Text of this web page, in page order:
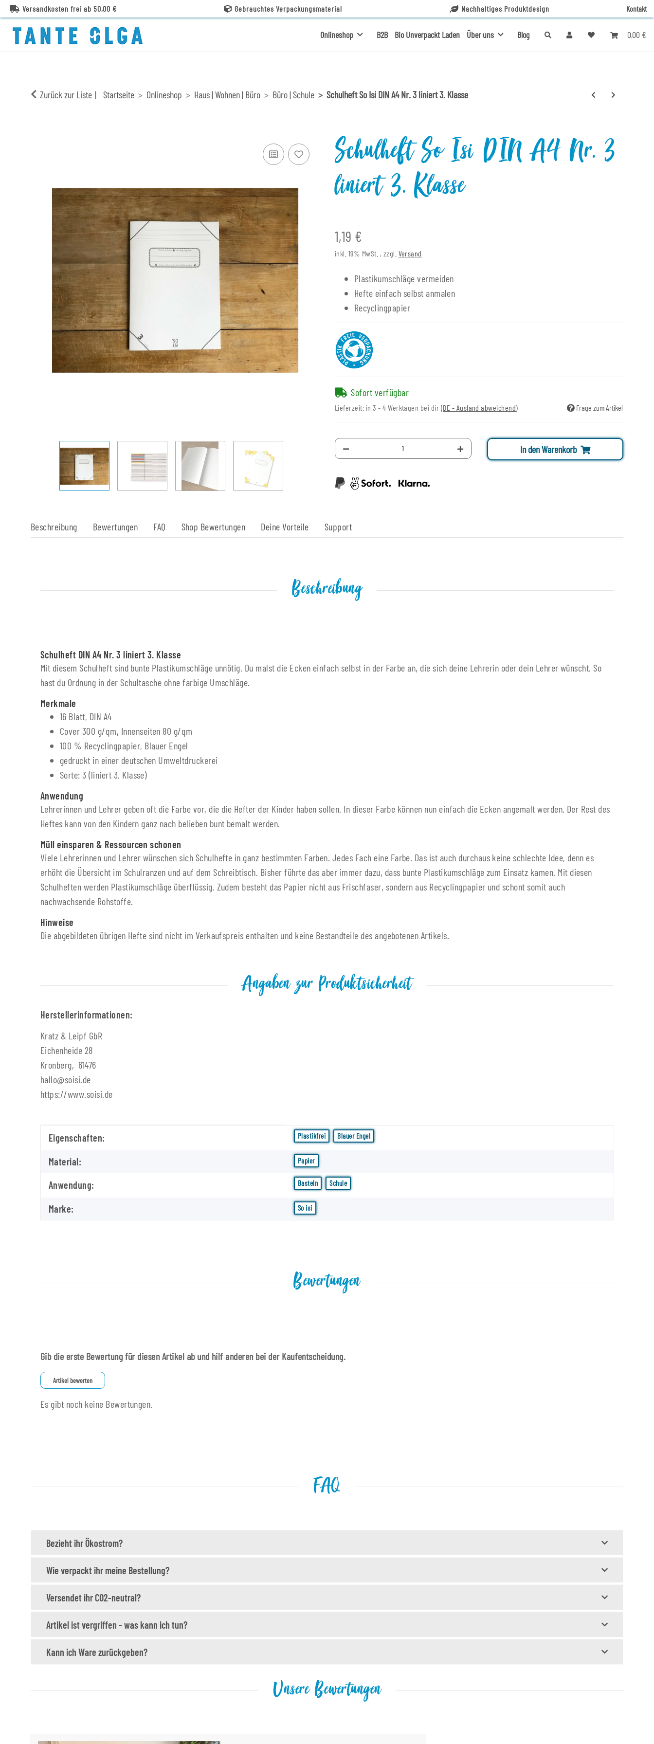
Versandkosten frei ab 50,00 € Gebrauchtes Verpackungsmaterial Nachhaltiges Produktdesign Kontakt
0,00 €
Onlineshop B2B Bio Unverpackt Laden Über uns Blog
Zurück zur Liste Startseite Onlineshop Haus | Wohnen | Büro Büro | Schule Schulheft So Isi DIN A4 Nr. 3 liniert 3. Klasse
Schulheft So Isi DIN A4 Nr. 3
liniert 3. Klasse
1,19 €
inkl. 19% MwSt. , zzgl. Versand
Plastikumschläge vermeiden
Hefte einfach selbst anmalen
Recyclingpapier
Sofort verfügbar
Lieferzeit: in 3 - 4 Werktagen bei dir (DE - Ausland abweichend) Frage zum Artikel
In den Warenkorb
Beschreibung Bewertungen FAQ Shop Bewertungen Deine Vorteile Support
Beschreibung
Schulheft DIN A4 Nr. 3 liniert 3. Klasse
Mit diesem Schulheft sind bunte Plastikumschläge unnötig. Du malst die Ecken einfach selbst in der Farbe an, die sich deine Lehrerin oder dein Lehrer wünscht. So
hast du Ordnung in der Schultasche ohne farbige Umschläge.
Merkmale
16 Blatt, DIN A4
Cover 300 g/qm, Innenseiten 80 g/qm
100 % Recyclingpapier, Blauer Engel
gedruckt in einer deutschen Umweltdruckerei
Sorte: 3 (liniert 3. Klasse)
Anwendung
Lehrerinnen und Lehrer geben oft die Farbe vor, die die Hefter der Kinder haben sollen. In dieser Farbe können nun einfach die Ecken angemalt werden. Der Rest des
Heftes kann von den Kindern ganz nach belieben bunt bemalt werden.
Müll einsparen & Ressourcen schonen
Viele Lehrerinnen und Lehrer wünschen sich Schulhefte in ganz bestimmten Farben. Jedes Fach eine Farbe. Das ist auch durchaus keine schlechte Idee, denn es
erhöht die Übersicht im Schulranzen und auf dem Schreibtisch. Bisher führte das aber immer dazu, dass bunte Plastikumschläge zum Einsatz kamen. Mit diesen
Schulheften werden Plastikumschläge überflüssig. Zudem besteht das Papier nicht aus Frischfaser, sondern aus Recyclingpapier und schont somit auch
nachwachsende Rohstoffe.
Hinweise
Die abgebildeten übrigen Hefte sind nicht im Verkaufspreis enthalten und keine Bestandteile des angebotenen Artikels.
Angaben zur Produktsicherheit
Herstellerinformationen:
Kratz & Leipf GbR
Eichenheide 28
Kronberg, 61476
hallo@soisi.de
https://www.soisi.de
Produkteigenschaft
Wert
Eigenschaften: Plastikfrei Blauer Engel
Material: Papier
Anwendung: Basteln Schule
Marke: So isi
Bewertungen
Gib die erste Bewertung für diesen Artikel ab und hilf anderen bei der Kaufentscheidung.
Artikel bewerten
Es gibt noch keine Bewertungen.
FAQ
Bezieht ihr Ökostrom?
Wie verpackt ihr meine Bestellung?
Versendet ihr CO2-neutral?
Artikel ist vergriffen - was kann ich tun?
Kann ich Ware zurückgeben?
Unsere Bewertungen